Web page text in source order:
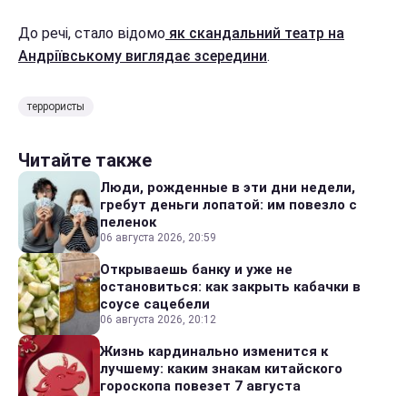
До речі, стало відомо як скандальний театр на
Андріївському виглядає зсередини.
террористы
Читайте также
Люди, рожденные в эти дни недели,
гребут деньги лопатой: им повезло с
пеленок
06 августа 2026, 20:59
Открываешь банку и уже не
остановиться: как закрыть кабачки в
соусе сацебели
06 августа 2026, 20:12
Жизнь кардинально изменится к
лучшему: каким знакам китайского
гороскопа повезет 7 августа